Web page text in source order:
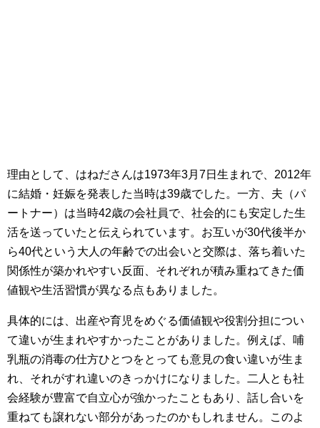
理由として、はねださんは1973年3月7日生まれで、2012年
に結婚・妊娠を発表した当時は39歳でした。一方、夫（パ
ートナー）は当時42歳の会社員で、社会的にも安定した生
活を送っていたと伝えられています。お互いが30代後半か
ら40代という大人の年齢での出会いと交際は、落ち着いた
関係性が築かれやすい反面、それぞれが積み重ねてきた価
値観や生活習慣が異なる点もありました。
具体的には、出産や育児をめぐる価値観や役割分担につい
て違いが生まれやすかったことがありました。例えば、哺
乳瓶の消毒の仕方ひとつをとっても意見の食い違いが生ま
れ、それがすれ違いのきっかけになりました。二人とも社
会経験が豊富で自立心が強かったこともあり、話し合いを
重ねても譲れない部分があったのかもしれません。このよ